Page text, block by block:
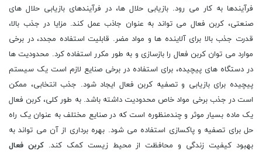
فرآیندها به کار می رود. بازیابی حلال ها، در فرآیندهای بازیابی حلال های
صنعتی، کربن فعال می تواند به عنوان جاذب عمل کند. مزایا در جذب بالا،
قدرت جذب بالا برای آلاینده ها و مواد مضر. قابلیت استفاده مجدد، در برخی
موارد می توان کربن فعال را بازسازی و به طور مکرر استفاده کرد. محدودیت ها
در دستگاه های پیچیده، برای استفاده در برخی صنایع لازم است یک سیستم
پیچیده برای بازیابی و تصفیه کربن فعال ایجاد شود. جذب انتخابی، ممکن
است در جذب برخی مواد خاص محدودیت داشته باشد. به طور کلی، کربن فعال
یک ماده بسیار موثر و چندمنظوره است که در صنایع مختلف به عنوان یک راه
حل برای تصفیه و پاکسازی استفاده می شود. بهره برداری از آن می تواند به
بهبود کیفیت زندگی و محافظت از محیط زیست کمک کند.کربن فعال